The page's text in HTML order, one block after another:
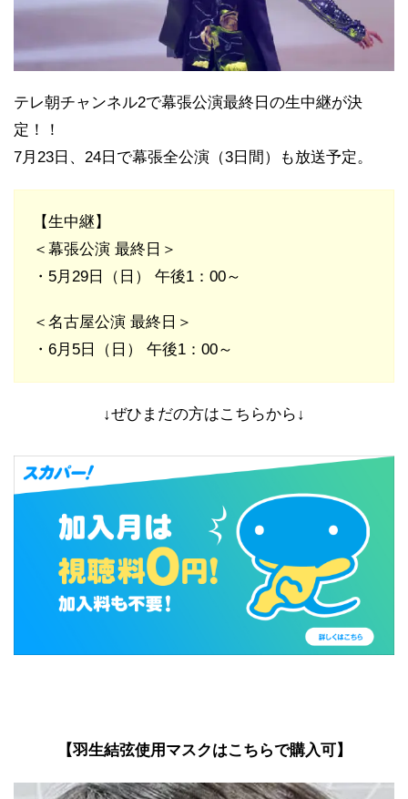
テレ朝チャンネル2で幕張公演最終日の生中継が決
定！！
7月23日、24日で幕張全公演（3日間）も放送予定。
【生中継】
＜幕張公演 最終日＞
・5月29日（日） 午後1：00～
＜名古屋公演 最終日＞
・6月5日（日） 午後1：00～
↓ぜひまだの方はこちらから↓
【羽生結弦使用マスクはこちらで購入可】